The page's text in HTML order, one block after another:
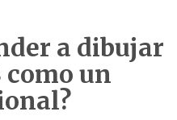
a dibujar
como un